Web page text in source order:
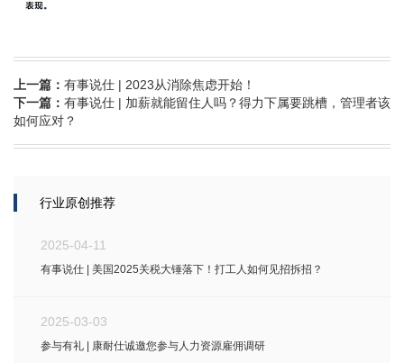
上一篇： 有事说仕 | 2023从消除焦虑开始！
下一篇： 有事说仕 | 加薪就能留住人吗？得力下属要跳槽，管理者该
如何应对？
行业原创推荐
2025-04-11
有事说仕 | 美国2025关税大锤落下！打工人如何见招拆招？
2025-03-03
参与有礼 | 康耐仕诚邀您参与人力资源雇佣调研